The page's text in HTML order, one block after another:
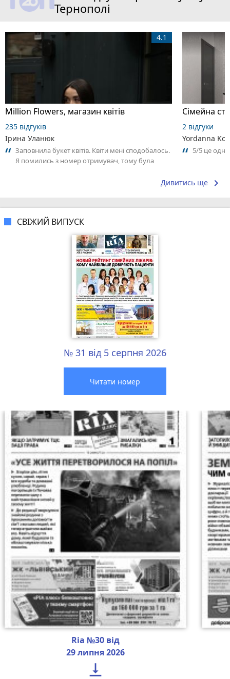
Тернополі
Million Flowers, магазин квітів
4.1
235 відгуків
Ірина Уланюк
Заповнила букет квітів. Квіти мені сподобалось.
Я помились з номер отримувач, тому була
Сімейна
2 відгуки
Yordanna
5/5 це
Дивитись ще keyboard_arrow_right
СВІЖИЙ ВИПУСК
№ 31 від 5 серпня 2026
Читати номер
Ria №30 від
29 липня 2026
